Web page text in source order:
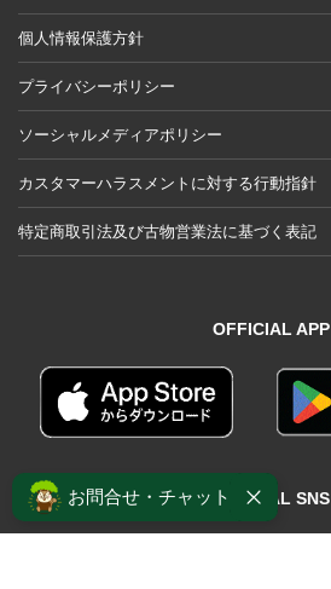
個人情報保護方針
プライバシーポリシー
ソーシャルメディアポリシー
カスタマーハラスメントに対する行動指針
特定商取引法及び古物営業法に基づく表記
OFFICIAL APP
OFFICIAL SNS
お問合せ・チャット